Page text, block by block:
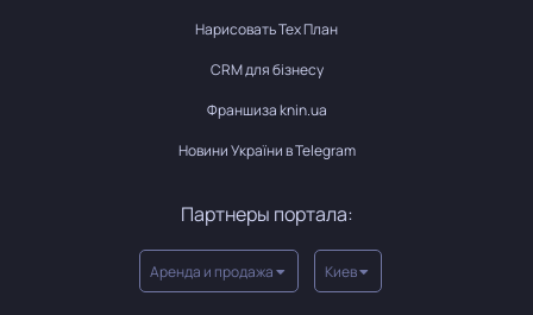
Нарисовать Тех План
CRM для бізнесу
Франшиза knin.ua
Новини України в Telegram
Партнеры портала:
Аренда и продажа Киев